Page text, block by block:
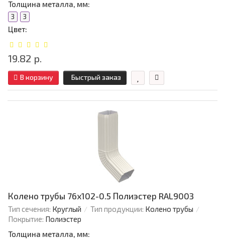
Толщина металла, мм:
3 3
Цвет:
19.82 р.
В корзину Быстрый заказ
Колено трубы 76х102-0.5 Полиэстер RAL9003
Тип сечения: Круглый Тип продукции: Колено трубы
Покрытие: Полиэстер
Толщина металла, мм: